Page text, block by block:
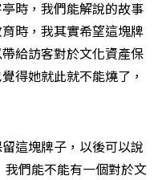
時，我們能解說的故事
時，我其實希望這塊牌
給訪客對於文化資產保
得她就此就不能燒了，
這塊牌子，以後可以說
們能不能有一個對於文